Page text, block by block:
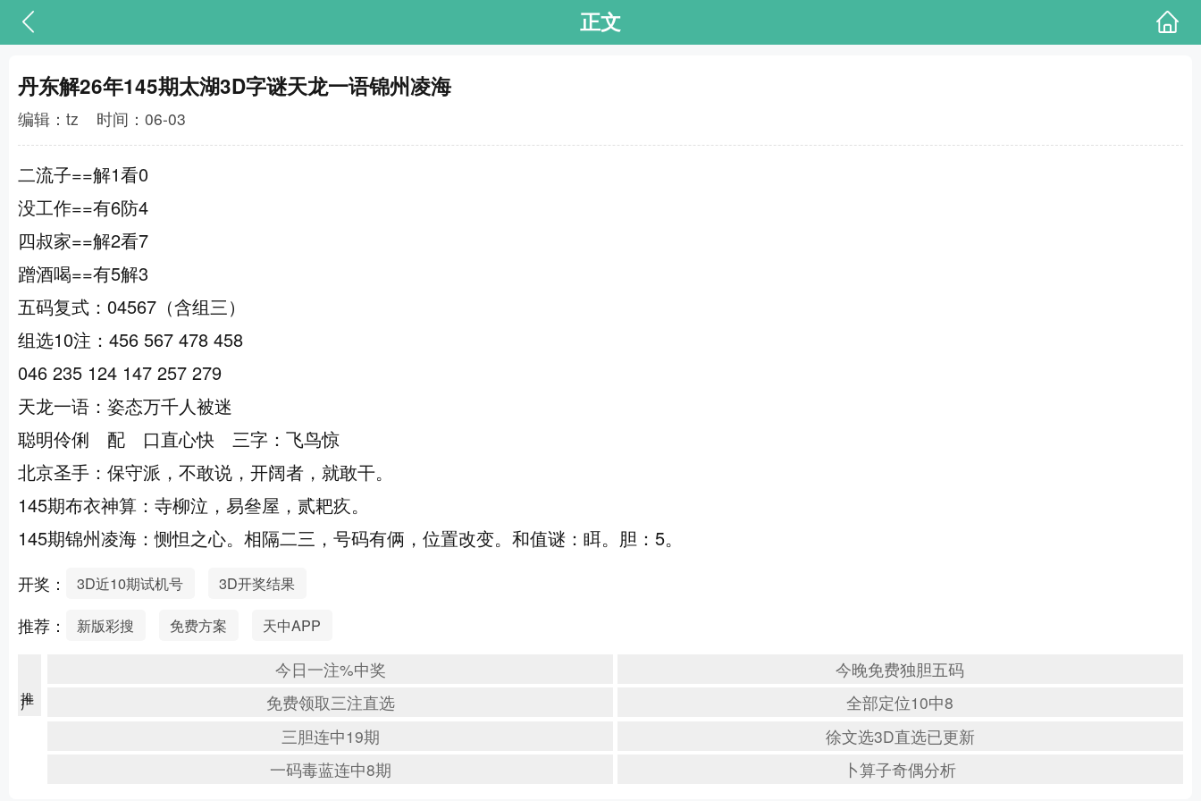
正文
丹东解26年145期太湖3D字谜天龙一语锦州凌海
编辑：tz 时间：06-03
二流子==解1看0
没工作==有6防4
四叔家==解2看7
蹭酒喝==有5解3
五码复式：04567（含组三）
组选10注：456 567 478 458
046 235 124 147 257 279
天龙一语：姿态万千人被迷
聪明伶俐 配 口直心快 三字：飞鸟惊
北京圣手：保守派，不敢说，开阔者，就敢干。
145期布衣神算：寺柳泣，易叄屋，贰耙疚。
145期锦州凌海：恻怛之心。相隔二三，号码有俩，位置改变。和值谜：眲。胆：5。
开奖： 3D近10期试机号 3D开奖结果
推荐： 新版彩搜 免费方案 天中APP
今日一注%中奖
今晚免费独胆五码
免费领取三注直选
全部定位10中8
三胆连中19期
徐文选3D直选已更新
一码毒蓝连中8期
卜算子奇偶分析